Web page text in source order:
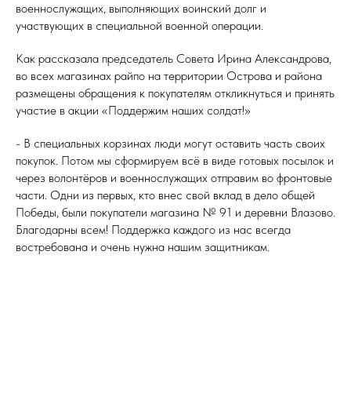
военнослужащих, выполняющих воинский долг и
участвующих в специальной военной операции.
Как рассказала председатель Совета Ирина Александрова,
во всех магазинах райпо на территории Острова и района
размещены обращения к покупателям откликнуться и принять
участие в акции «Поддержим наших солдат!»
- В специальных корзинах люди могут оставить часть своих
покупок. Потом мы сформируем всё в виде готовых посылок и
через волонтёров и военнослужащих отправим во фронтовые
части. Одни из первых, кто внес свой вклад в дело общей
Победы, были покупатели магазина № 91 и деревни Влазово.
Благодарны всем! Поддержка каждого из нас всегда
востребована и очень нужна нашим защитникам.